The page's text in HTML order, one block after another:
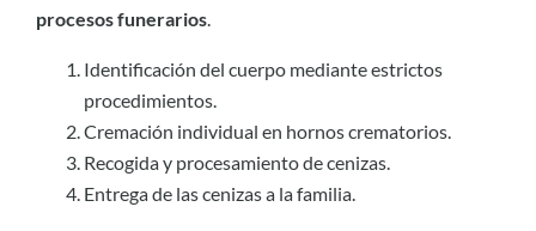
procesos funerarios.
Identificación del cuerpo mediante estrictos
procedimientos.
Cremación individual en hornos crematorios.
Recogida y procesamiento de cenizas.
Entrega de las cenizas a la familia.